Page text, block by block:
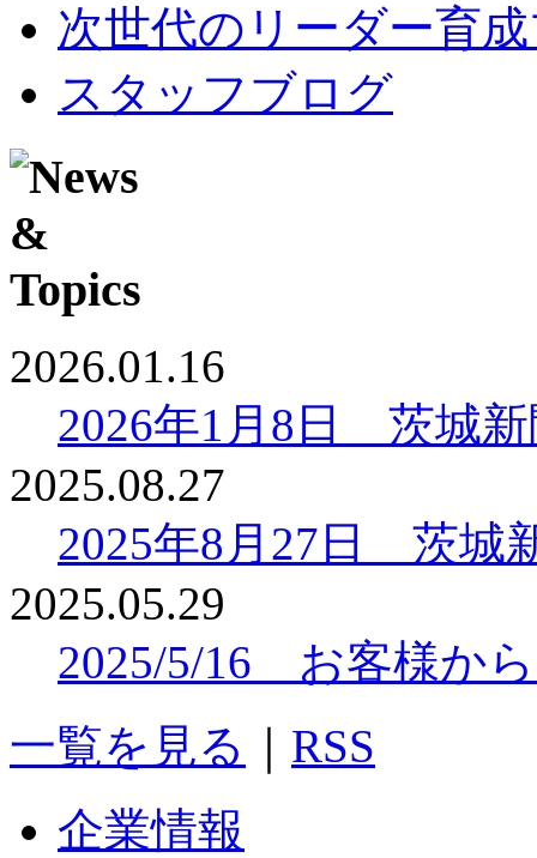
次世代のリーダー育
スタッフブログ
2026.01.16
2026年1月8日 茨城
2025.08.27
2025年8月27日 茨城
2025.05.29
2025/5/16 お客様か
一覧を見る
RSS
企業情報